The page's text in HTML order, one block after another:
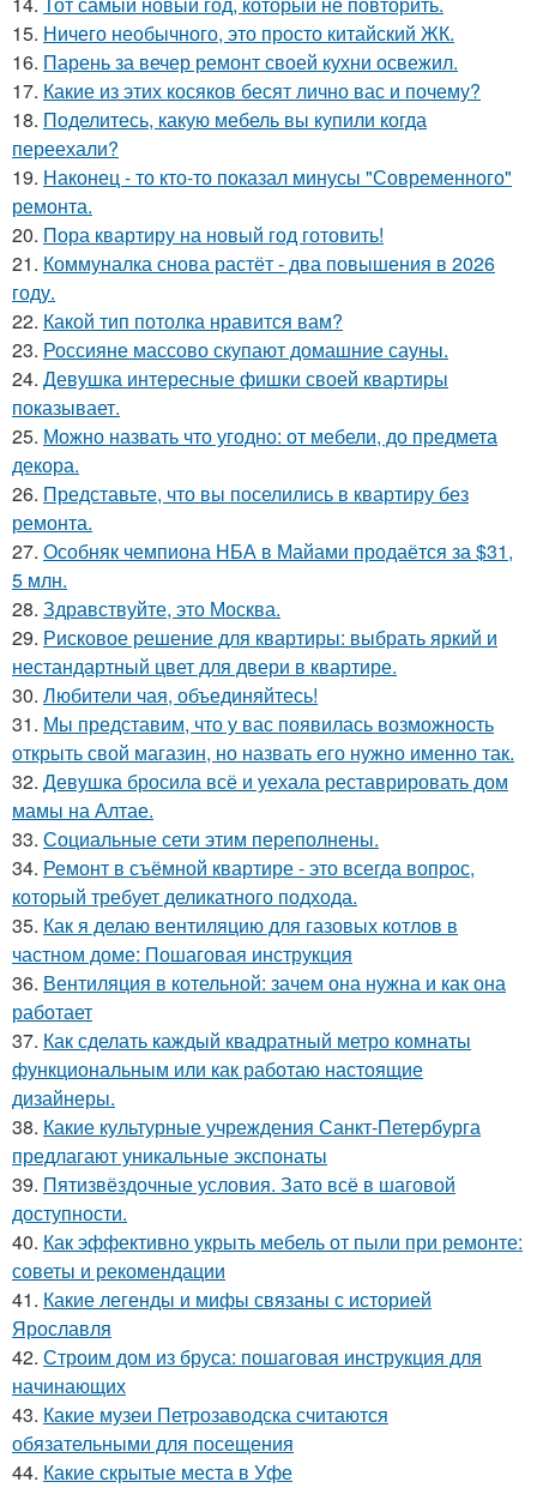
15. Ничего необычного, это просто китайский ЖК.
16. Парень за вечер ремонт своей кухни освежил.
17. Какие из этих косяков бесят лично вас и почему?
18. Поделитесь, какую мебель вы купили когда
переехали?
19. Наконец - то кто-то показал минусы "Современного"
ремонта.
20. Пора квартиру на новый год готовить!
21. Коммуналка снова растёт - два повышения в 2026
году.
22. Какой тип потолка нравится вам?
23. Россияне массово скупают домашние сауны.
24. Девушка интересные фишки своей квартиры
показывает.
25. Можно назвать что угодно: от мебели, до предмета
декора.
26. Представьте, что вы поселились в квартиру без
ремонта.
27. Особняк чемпиона НБА в Майами продаётся за $31,
5 млн.
28. Здравствуйте, это Москва.
29. Рисковое решение для квартиры: выбрать яркий и
нестандартный цвет для двери в квартире.
30. Любители чая, объединяйтесь!
31. Мы представим, что у вас появилась возможность
открыть свой магазин, но назвать его нужно именно так.
32. Девушка бросила всё и уехала реставрировать дом
мамы на Алтае.
33. Социальные сети этим переполнены.
34. Ремонт в съёмной квартире - это всегда вопрос,
который требует деликатного подхода.
35. Как я делаю вентиляцию для газовых котлов в
частном доме: Пошаговая инструкция
36. Вентиляция в котельной: зачем она нужна и как она
работает
37. Как сделать каждый квадратный метро комнаты
функциональным или как работаю настоящие
дизайнеры.
38. Какие культурные учреждения Санкт-Петербурга
предлагают уникальные экспонаты
39. Пятизвёздочные условия. Зато всё в шаговой
доступности.
40. Как эффективно укрыть мебель от пыли при ремонте:
советы и рекомендации
41. Какие легенды и мифы связаны с историей
Ярославля
42. Строим дом из бруса: пошаговая инструкция для
начинающих
43. Какие музеи Петрозаводска считаются
обязательными для посещения
44. Какие скрытые места в Уфе